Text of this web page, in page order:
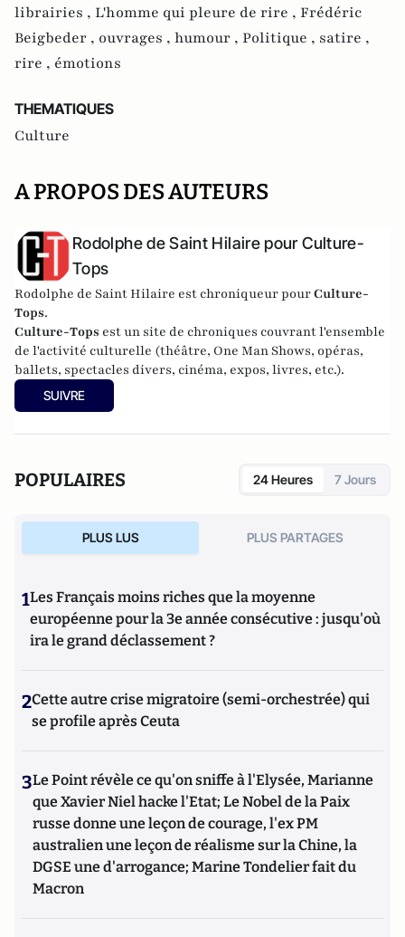
librairies , L'homme qui pleure de rire , Frédéric
Beigbeder , ouvrages , humour , Politique , satire ,
rire , émotions
THEMATIQUES
Culture
A PROPOS DES AUTEURS
Rodolphe de Saint Hilaire pour Culture-
Tops
Rodolphe de Saint Hilaire est chroniqueur pourCulture-
Tops.
Culture-Tops est un site de chroniques couvrant l'ensemble
de l'activité culturelle (théâtre, One Man Shows, opéras,
ballets, spectacles divers, cinéma, expos, livres, etc.).
SUIVRE
POPULAIRES 24 Heures 7 Jours
PLUS LUS PLUS PARTAGES
1Les Français moins riches que la moyenne
européenne pour la 3e année consécutive : jusqu'où
ira le grand déclassement ?
2Cette autre crise migratoire (semi-orchestrée) qui
se profile après Ceuta
3Le Point révèle ce qu'on sniffe à l'Elysée, Marianne
que Xavier Niel hacke l'Etat; Le Nobel de la Paix
russe donne une leçon de courage, l'ex PM
australien une leçon de réalisme sur la Chine, la
DGSE une d'arrogance; Marine Tondelier fait du
Macron